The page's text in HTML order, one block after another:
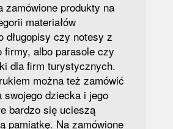
zamówione produkty na
materiałów
długopisy czy notesy z
firmy, albo parasole czy
dla firm turystycznych.
można też zamówić
swojego dziecka i jego
bardzo się ucieszą
pamiątkę. Na zamówione